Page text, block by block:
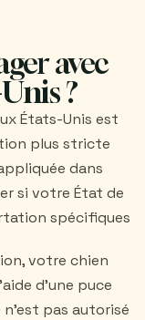
avec
?
États-Unis est
plus stricte
dans
si votre État de
spécifiques
votre chien
d'une puce
pas autorisé